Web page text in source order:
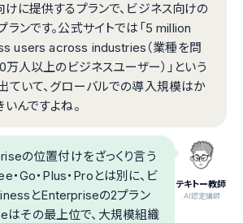
けに提供するプランで、ビジネス向けの
ランです。公式サイトでは「5 million
users across industries（業種を問
人以上のビジネスユーザー）」という
ていて、グローバルでの導入規模はか
いんですよね。
テキトー教師
.AI認定講師
の位置付けをざっくり言う
・Go・Plus・Proとは別に、ビ
とEnterpriseの2プラン
はその最上位で、大規模組織